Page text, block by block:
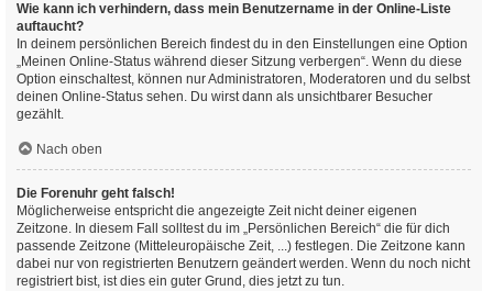
Wie kann ich verhindern, dass mein Benutzername in der Online-Liste
auftaucht?
In deinem persönlichen Bereich findest du in den Einstellungen eine Option
„Meinen Online-Status während dieser Sitzung verbergen“. Wenn du diese
Option einschaltest, können nur Administratoren, Moderatoren und du selbst
deinen Online-Status sehen. Du wirst dann als unsichtbarer Besucher
gezählt.
Nach oben
Die Forenuhr geht falsch!
Möglicherweise entspricht die angezeigte Zeit nicht deiner eigenen
Zeitzone. In diesem Fall solltest du im „Persönlichen Bereich“ die für dich
passende Zeitzone (Mitteleuropäische Zeit, ...) festlegen. Die Zeitzone kann
dabei nur von registrierten Benutzern geändert werden. Wenn du noch nicht
registriert bist, ist dies ein guter Grund, dies jetzt zu tun.